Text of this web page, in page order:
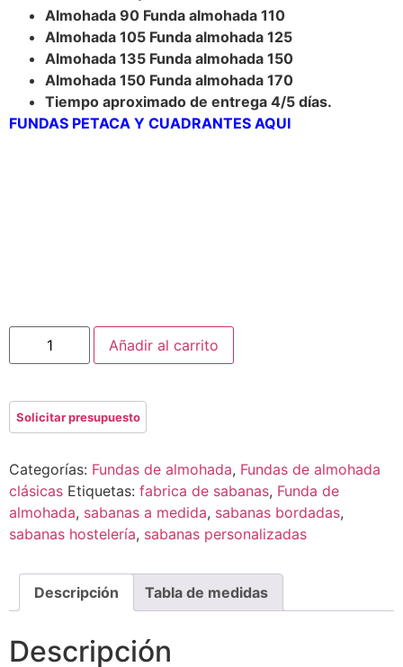
Almohada 90 Funda almohada 110
Almohada 105 Funda almohada 125
Almohada 135 Funda almohada 150
Almohada 150 Funda almohada 170
Tiempo aproximado de entrega 4/5 días.
FUNDAS PETACA Y CUADRANTES AQUI
Añadir al carrito
Categorías: Fundas de almohada, Fundas de almohada
clásicas Etiquetas: fabrica de sabanas, Funda de
almohada, sabanas a medida, sabanas bordadas,
sabanas hostelería, sabanas personalizadas
Descripción Tabla de medidas
Descripción